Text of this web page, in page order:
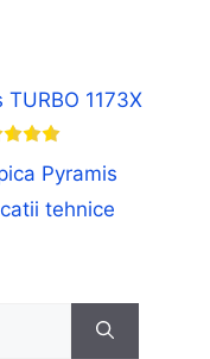
1173X
Pyramis
tehnice